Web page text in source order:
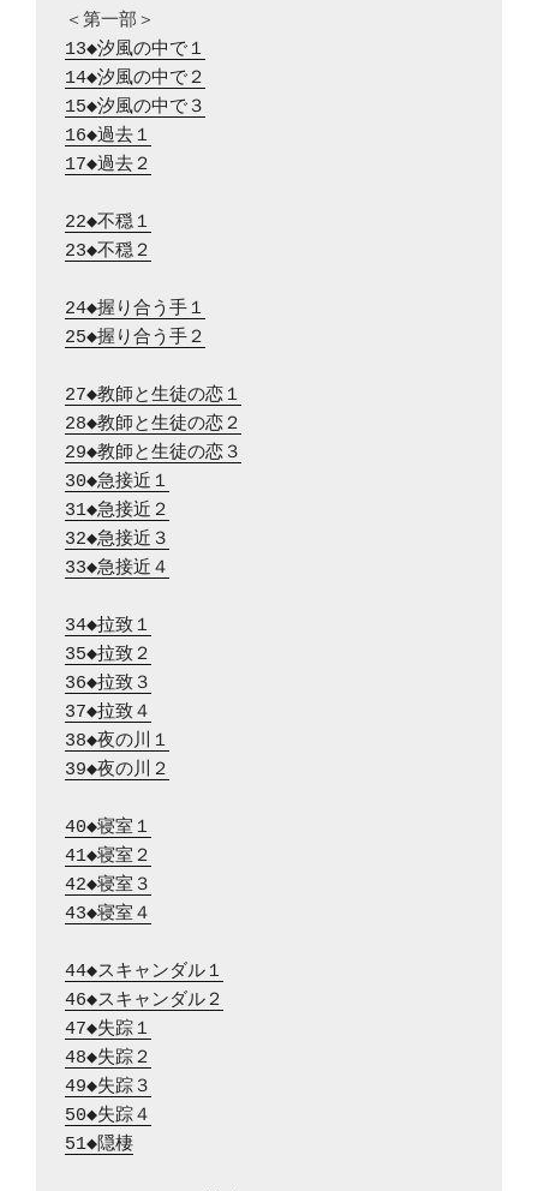
13◆汐風の中で１
14◆汐風の中で２
15◆汐風の中で３
16◆過去１
17◆過去２
22◆不穏１
23◆不穏２
24◆握り合う手１
25◆握り合う手２
27◆教師と生徒の恋１
28◆教師と生徒の恋２
29◆教師と生徒の恋３
30◆急接近１
31◆急接近２
32◆急接近３
33◆急接近４
34◆拉致１
35◆拉致２
36◆拉致３
37◆拉致４
38◆夜の川１
39◆夜の川２
40◆寝室１
41◆寝室２
42◆寝室３
43◆寝室４
44◆スキャンダル１
46◆スキャンダル２
47◆失踪１
48◆失踪２
49◆失踪３
50◆失踪４
51◆隠棲